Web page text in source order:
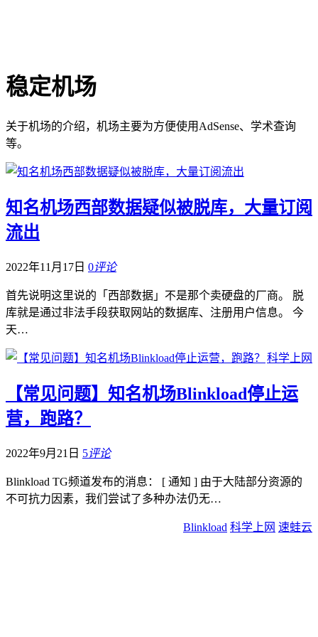
稳定机场
关于机场的介绍，机场主要为方便使用AdSense、学术查询
等。
知名机场西部数据疑似被脱库，大量订阅
流出
2022年11月17日 0评论
首先说明这里说的「西部数据」不是那个卖硬盘的厂商。 脱
库就是通过非法手段获取网站的数据库、注册用户信息。 今
天…
科学上网
【常见问题】知名机场Blinkload停止运
营，跑路？
2022年9月21日 5评论
Blinkload TG频道发布的消息： [ 通知 ] 由于大陆部分资源的
不可抗力因素，我们尝试了多种办法仍无…
Blinkload 科学上网 速蛙云